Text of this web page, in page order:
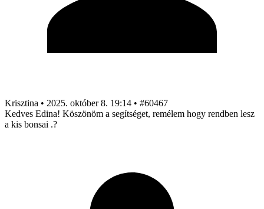
Krisztina • 2025. október 8. 19:14 • #60467
Kedves Edina! Köszönöm a segítséget, remélem hogy rendben lesz
a kis bonsai .?